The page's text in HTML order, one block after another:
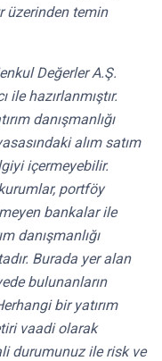
üzerinden temin
Değerler A.Ş.
hazırlanmıştır.
danışmanlığı
alım satım
içermeyebilir.
kurumlar, portföy
bankalar ile
danışmanlığı
Burada yer alan
bulunanların
bir yatırım
vaadi olarak
durumunuz ile risk ve